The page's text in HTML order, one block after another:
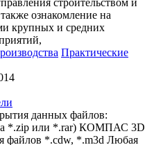
ознакомление на
крупных и средних
Практические
данных файлов:
*.zip или *.rar) КОМПАС 3D
файлов *.cdw, *.m3d Любая